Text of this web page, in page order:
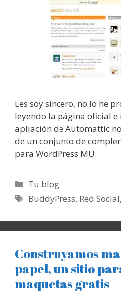
Les soy sincero, no lo he
leyendo la página oficial e
apliación de Automattic
de un conjunto de
para WordPress MU.
Categorías
Tu blog
Etiquetas
BuddyPress, Red Social
Construyamos
papel, un sitio
maquetas gratis